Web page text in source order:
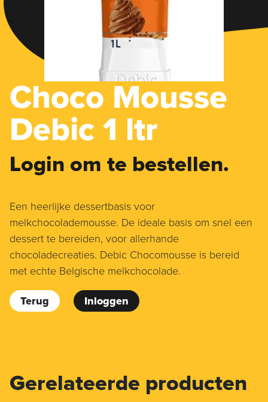
Choco Mousse
Debic 1 ltr
Login om te bestellen.
Een heerlijke dessertbasis voor
melkchocolademousse. De ideale basis om snel een
dessert te bereiden, voor allerhande
chocoladecreaties. Debic Chocomousse is bereid
met echte Belgische melkchocolade.
Terug Inloggen
Gerelateerde producten